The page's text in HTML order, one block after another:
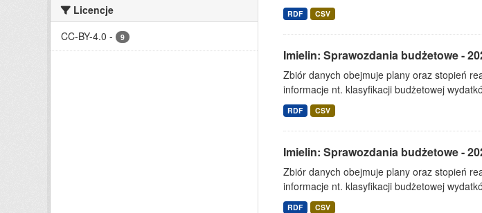
Licencje
CC-BY-4.0 - 9
RDF CSV
Imielin: Sprawozdania budżetowe -
Zbiór danych obejmuje plany oraz stopień
informacje nt. klasyfikacji budżetowej
RDF CSV
Imielin: Sprawozdania budżetowe -
Zbiór danych obejmuje plany oraz stopień
informacje nt. klasyfikacji budżetowej
RDF CSV